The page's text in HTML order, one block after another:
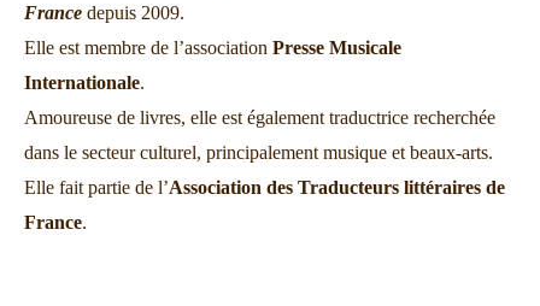
France depuis 2009.
Elle est membre de l’association Presse Musicale
Internationale.
Amoureuse de livres, elle est également traductrice recherchée
dans le secteur culturel, principalement musique et beaux-arts.
Elle fait partie de l’Association des Traducteurs littéraires de
France.